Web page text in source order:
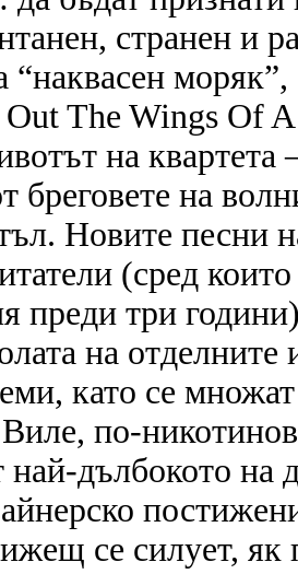
странен и
“наквасен
Out The Wings Of
на квартета
бреговете на
Новите песни
(сред
три
на
като се
по-
най-дълбокото
се силует,